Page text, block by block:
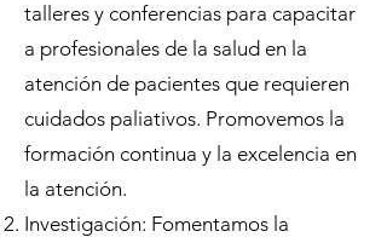
talleres y conferencias para capacitar
a profesionales de la salud en la
atención de pacientes que requieren
cuidados paliativos. Promovemos la
formación continua y la excelencia en
la atención.
Investigación: Fomentamos la